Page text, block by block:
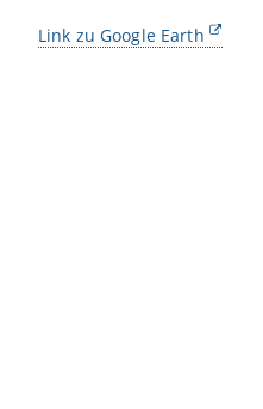
Link zu Google Earth